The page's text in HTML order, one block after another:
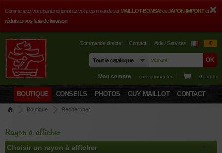
Commencez votre panier ici terminez votre commande surMAILLOT-BONSAIouJAPON-IMPORTet
réduisez vos frais de livraison
Commande directe Contact Aide / Services €
Mon compte › me connecter 0 article
BOUTIQUE CONSEILS PHOTOS GUY MAILLOT CONTACT
Boutique Rechercher
Rayon à afficher